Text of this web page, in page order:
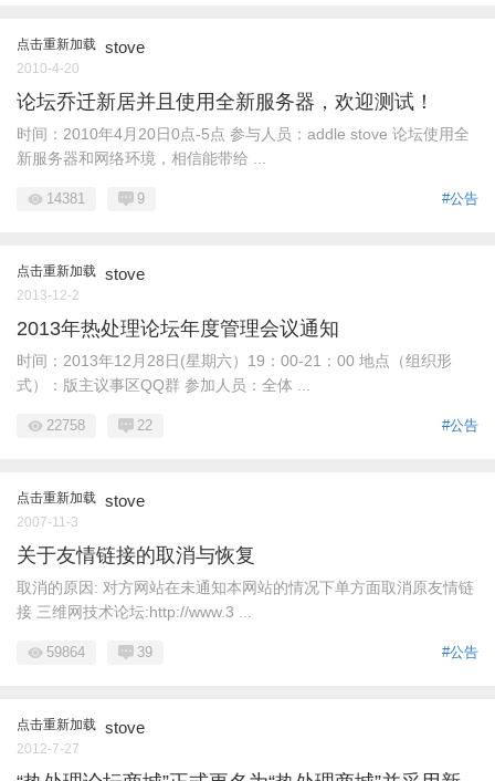
点击重新加载 stove
2010-4-20
论坛乔迁新居并且使用全新服务器，欢迎测试！
时间：2010年4月20日0点-5点 参与人员：addle stove 论坛使用全
新服务器和网络环境，相信能带给 ...
#公告
14381 9
点击重新加载 stove
2013-12-2
2013年热处理论坛年度管理会议通知
时间：2013年12月28日(星期六）19：00-21：00 地点（组织形
式）：版主议事区QQ群 参加人员：全体 ...
#公告
22758 22
点击重新加载 stove
2007-11-3
关于友情链接的取消与恢复
取消的原因: 对方网站在未通知本网站的情况下单方面取消原友情链
接 三维网技术论坛:http://www.3 ...
#公告
59864 39
点击重新加载 stove
2012-7-27